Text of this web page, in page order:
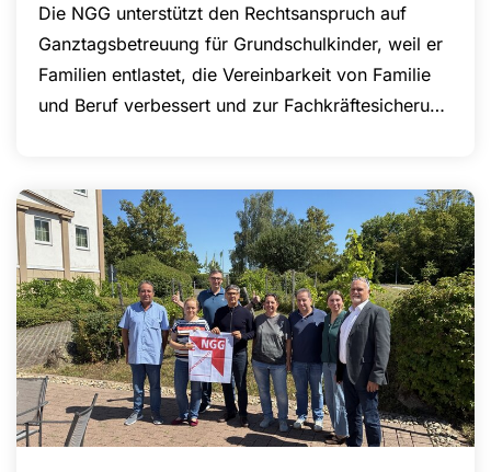
Die NGG unterstützt den Rechtsanspruch auf
Ganztagsbetreuung für Grundschulkinder, weil er
Familien entlastet, die Vereinbarkeit von Familie
und Beruf verbessert und zur Fachkräftesicherung
Erwerbstätigkeit auszuweiten oder überhaupt
einer Beschäftigung nachzugehen. Nach
Auffassung der NGG sind ausreichende
Ganztags- und Kita-Angebote deshalb ein
wichtiger Baustein gegen den Arbeitskräftemangel
und für mehr Chancengerechtigkeit.